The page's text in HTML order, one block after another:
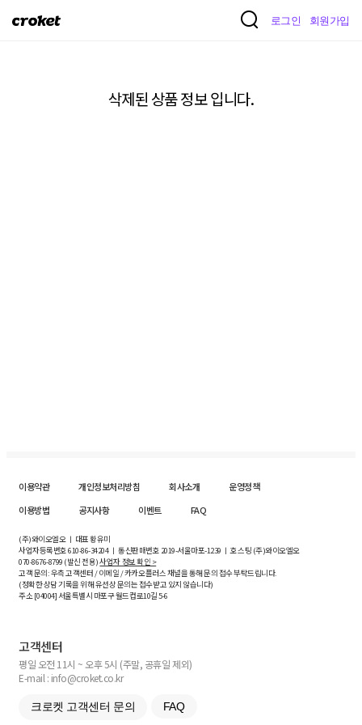
크
로그인 회원가입
삭제된 상품 정보 입니다.
이용약관 개인정보처리방침 회사소개
운영정책
이용방법
공지사항 이벤트 FAQ
(주)와이오엘오 ㅣ 대표 황유미
사업자등록번호610-86-34204ㅣ 통신판매번호 2019-서울마포-1239 ㅣ 호스팅 (주)와이오엘오
070-8676-8799 (발신 전용)사업자 정보 확인 >
고객 문의: 우측 고객센터 / 이메일 / 카카오플러스 채널을 통해 문의 접수 부탁드립니다.
(정확한 상담 기록을 위해 유선상 문의는 접수받고 있지 않습니다)
주소 [04004] 서울특별시 마포구 월드컵로10길5-6
고객센터
평일 오전 11시 ~ 오후 5시 (주말, 공휴일 제외)
E-mail : info@croket.co.kr
크로켓 고객센터 문의 FAQ